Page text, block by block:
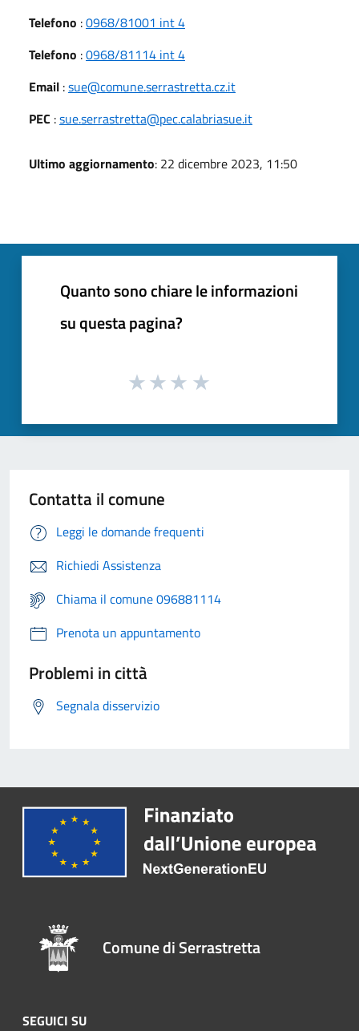
Telefono :0968/81001 int 4
Telefono :0968/81114 int 4
Email :sue@comune.serrastretta.cz.it
PEC :sue.serrastretta@pec.calabriasue.it
Ultimo aggiornamento: 22 dicembre 2023, 11:50
Quanto sono chiare le informazioni
su questa pagina?
Contatta il comune
Leggi le domande frequenti
Richiedi Assistenza
Chiama il comune 096881114
Prenota un appuntamento
Problemi in città
Segnala disservizio
Comune di Serrastretta
SEGUICI SU